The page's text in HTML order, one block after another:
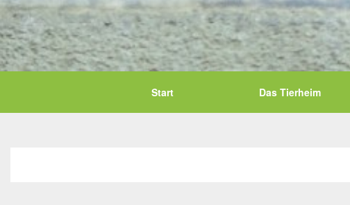
Start Das Tierheim